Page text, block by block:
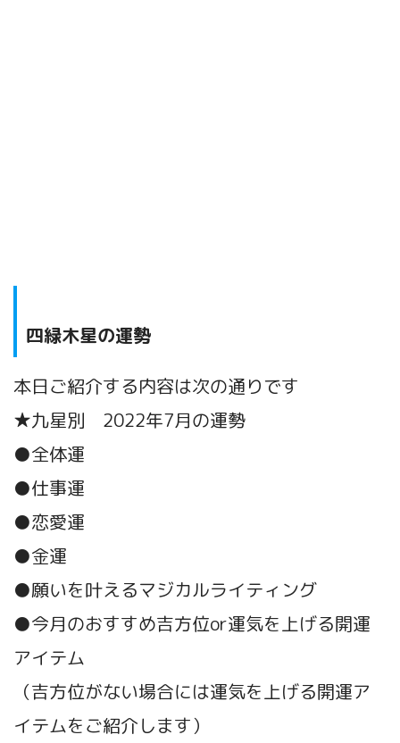
四緑木星の運勢
本日ご紹介する内容は次の通りです
★九星別 2022年7月の運勢
●全体運
●仕事運
●恋愛運
●金運
●願いを叶えるマジカルライティング
●今月のおすすめ吉方位or運気を上げる開運
アイテム
（吉方位がない場合には運気を上げる開運ア
イテムをご紹介します）